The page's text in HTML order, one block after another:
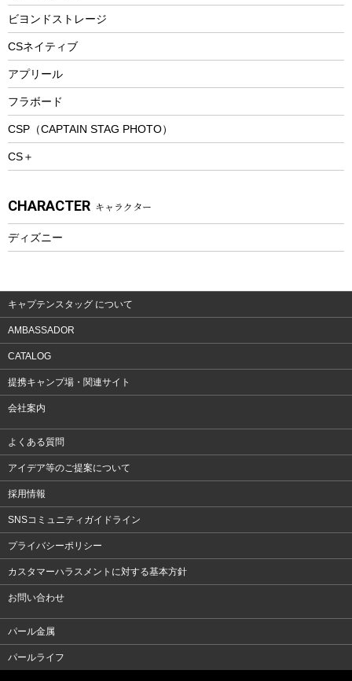
防寒ウェア
トレッキング
トレッキングアクセサリー
プレイグッズ
ウェルネス
ウェア、タオル
ウェア
ビヨンドストレージ
CSネイティブ
アプリール
フラボード
CSP（CAPTAIN STAG PHOTO）
CS＋
CHARACTER キャラクター
ディズニー
キャプテンスタッグ について
AMBASSADOR
CATALOG
提携キャンプ場・関連サイト
会社案内
よくある質問
アイデア等のご提案について
採用情報
SNSコミュニティガイドライン
プライバシーポリシー
カスタマーハラスメントに対する基本方針
お問い合わせ
パール金属
パールライフ